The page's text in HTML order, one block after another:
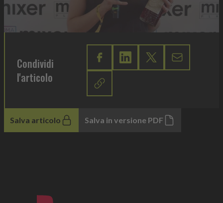
Condividi
l'articolo
Salva articolo Salva in versione PDF